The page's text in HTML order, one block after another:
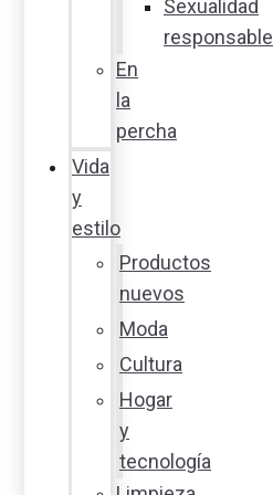
Sexualidad
responsable
En
la
percha
Vida
y
estilo
Productos
nuevos
Moda
Cultura
Hogar
y
tecnología